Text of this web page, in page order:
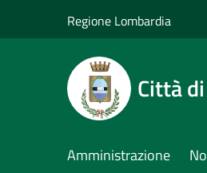
Regione Lombardia
Città
Amministrazione